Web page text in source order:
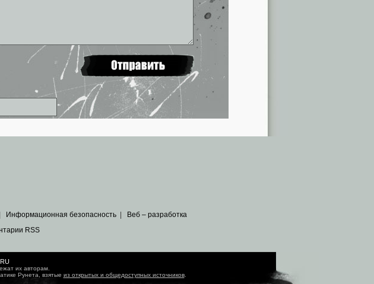
Информационная безопасность
Веб – разработка
RSS
их авторам.
Рунета, взятые из открытых и общедоступных источников.